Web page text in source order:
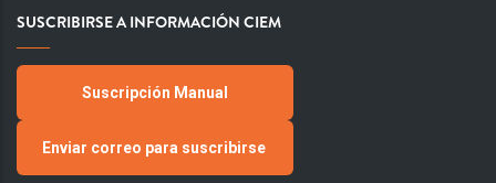
SUSCRIBIRSE A INFORMACIÓN CIEM
Suscripción Manual
Enviar correo para suscribirse